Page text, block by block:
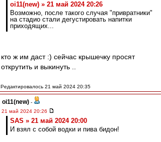
oi11(new) » 21 май 2024 20:26
Возможно, после такого случая "привратники"
на стадио стали дегустировать напитки
приходящих...
кто ж им даст :) сейчас крышечку просят
открутить и выкинуть ..
Редактировалось 21 май 2024 20:35
oi11(new) -
21 май 2024 20:26
SAS » 21 май 2024 20:00
И взял с собой водки и пива бидон!